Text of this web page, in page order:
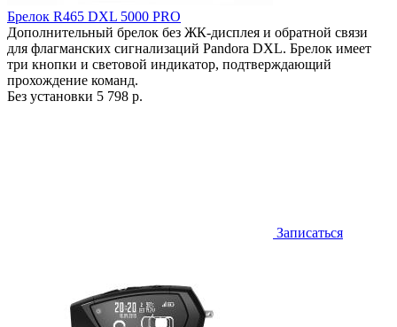
Брелок R465 DXL 5000 PRO
Дополнительный брелок без ЖК-дисплея и обратной связи
для флагманских сигнализаций Pandora DXL. Брелок имеет
три кнопки и световой индикатор, подтверждающий
прохождение команд.
Без установки 5 798 р.
Записаться